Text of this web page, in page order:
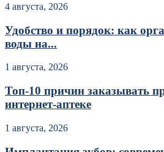
4 августа, 2026
Удобство и порядок: как
воды на...
1 августа, 2026
Топ-10 причин заказывать
интернет-аптеке
1 августа, 2026